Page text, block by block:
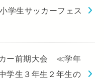
生サッカーフェス
ー前期大会 ≪学年
学生３年生２年生の